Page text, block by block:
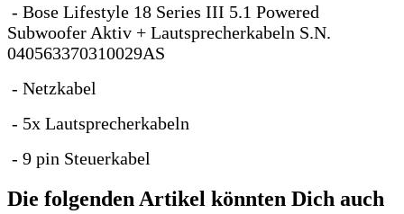
- Bose Lifestyle 18 Series III 5.1 Powered
Subwoofer Aktiv + Lautsprecherkabeln S.N.
040563370310029AS
- Netzkabel
- 5x Lautsprecherkabeln
- 9 pin Steuerkabel
Die folgenden Artikel könnten Dich auch